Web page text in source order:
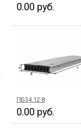
0.00 руб.
ПБ34.12 8
0.00 руб.